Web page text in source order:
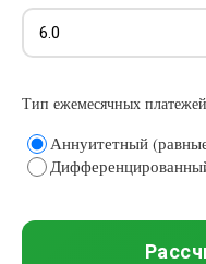
Тип ежемесячных платежей
Аннуитетный